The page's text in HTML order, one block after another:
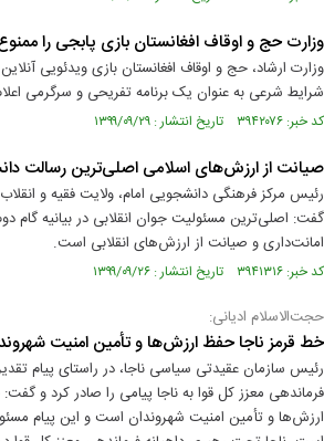
وزارت حج و اوقاف افغانستان بازی پابجی را
وزارت ارشاد، حج و اوقاف افغانستان بازی ویدئویی
شرایط شرعی به عنوان یک برنامه تفریحی و سرگرمی
کد خبر: ۳۹۴۲۰۷۶ تاریخ انتشار : ۱۳۹۹/۰۹/۲۹
صیانت از ارزش‌های اسلامی اصلی‌ترین رسالت
رئیس مرکز فرهنگی دانشجویی امام، ولایت فقیه و
گفت: اصلی‌ترین مسئولیت جوان انقلابی در بیانیه گام
امانت‌داری و صیانت از ارزش‌های انقلابی است.
کد خبر: ۳۹۴۱۳۱۶ تاریخ انتشار : ۱۳۹۹/۰۹/۲۶
حجت‌الاسلام ادیانی:
خط قرمز ناجا حفظ ارزش‌ها و تأمین امنیت
رئیس سازمان عقیدتی سیاسی ناجا، در راستای پیام
فرماندهی معزز کل قوا به ناجا پیامی را صادر کرد و
ارزش‌ها و تأمین امنیت شهروندان است و این پیام